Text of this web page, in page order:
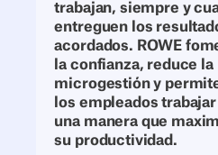
trabajan, siempre y
entreguen los
acordados. ROWE
la confianza, reduce la
microgestión y
los empleados trabajar
una manera que
su productividad.